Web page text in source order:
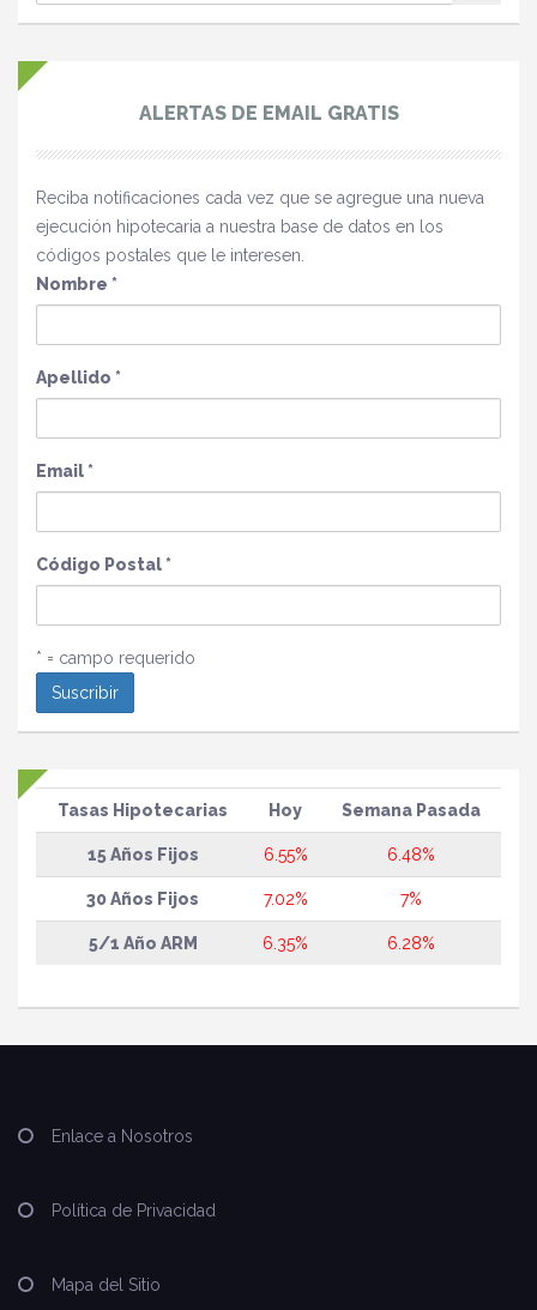
ALERTAS DE EMAIL GRATIS
Reciba notificaciones cada vez que se agregue una nueva
ejecución hipotecaria a nuestra base de datos en los
códigos postales que le interesen.
Nombre *
Apellido *
Email*
Código Postal*
* = campo requerido
Tasas Hipotecarias Hoy Semana Pasada
15 Años Fijos 6.55% 6.48%
30 Años Fijos 7.02% 7%
5/1 Año ARM 6.35% 6.28%
Enlace a Nosotros
Política de Privacidad
Mapa del Sitio